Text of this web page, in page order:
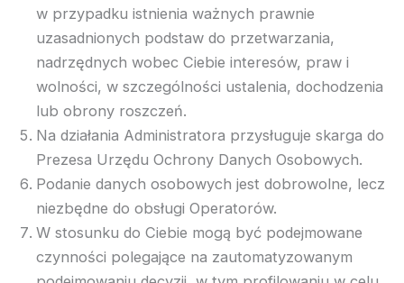
w przypadku istnienia ważnych prawnie
uzasadnionych podstaw do przetwarzania,
nadrzędnych wobec Ciebie interesów, praw i
wolności, w szczególności ustalenia, dochodzenia
lub obrony roszczeń.
Na działania Administratora przysługuje skarga do
Prezesa Urzędu Ochrony Danych Osobowych.
Podanie danych osobowych jest dobrowolne, lecz
niezbędne do obsługi Operatorów.
W stosunku do Ciebie mogą być podejmowane
czynności polegające na zautomatyzowanym